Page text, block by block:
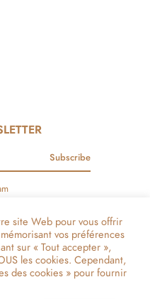
Subscribe
And Points Of Sale
Us
site Web pour vous offrir
vos préférences
sur « Tout accepter »,
les cookies. Cependant,
des cookies » pour fournir